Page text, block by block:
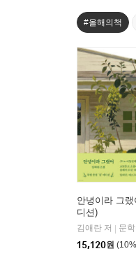
#올해의책
안녕이라 그랬
디션)
김애란 저
문학
15,120원